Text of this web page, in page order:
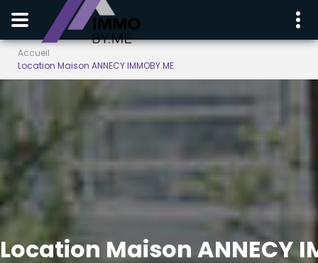
Accueil
Location Maison ANNECY IMMOBY.ME
Location Maison ANNECY